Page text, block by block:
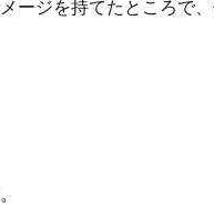
ージを持てたところで